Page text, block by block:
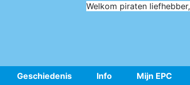
Welkom piraten liefhebber,
Geschiedenis Info Mijn EPC